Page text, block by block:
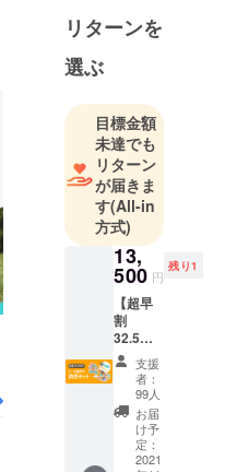
り組んでい
ます。家族
で一緒に遊
び、一緒に
学ぶおも
ちゃの世界
を創造する
ことを目指
していま
す。
リターンを
選ぶ
目標金額
未達でも
リターン
が届きま
す(All-in
方式)
13,
500 円
残り1
【超早
割
32.5%O
FF】先
着100
セット
限定 ・
送料・
税込の
価格と
支援
者：
99人
お届
け予
定：
2021